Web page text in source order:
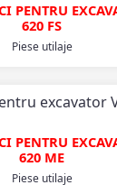
620 FS
Piese utilaje
620 ME
Piese utilaje